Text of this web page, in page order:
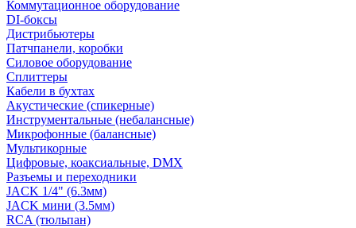
Коммутационное оборудование
DI-боксы
Дистрибьютеры
Патчпанели, коробки
Силовое оборудование
Сплиттеры
Кабели в бухтах
Акустические (спикерные)
Инструментальные (небалансные)
Микрофонные (балансные)
Мультикорные
Цифровые, коаксиальные, DMX
Разъемы и переходники
JACK 1/4" (6.3мм)
JACK мини (3.5мм)
RCA (тюльпан)